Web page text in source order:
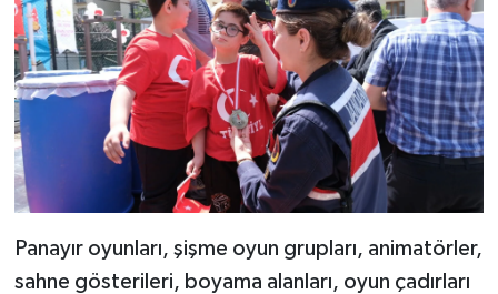
Panayır oyunları, şişme oyun grupları, animatörler,
sahne gösterileri, boyama alanları, oyun çadırları